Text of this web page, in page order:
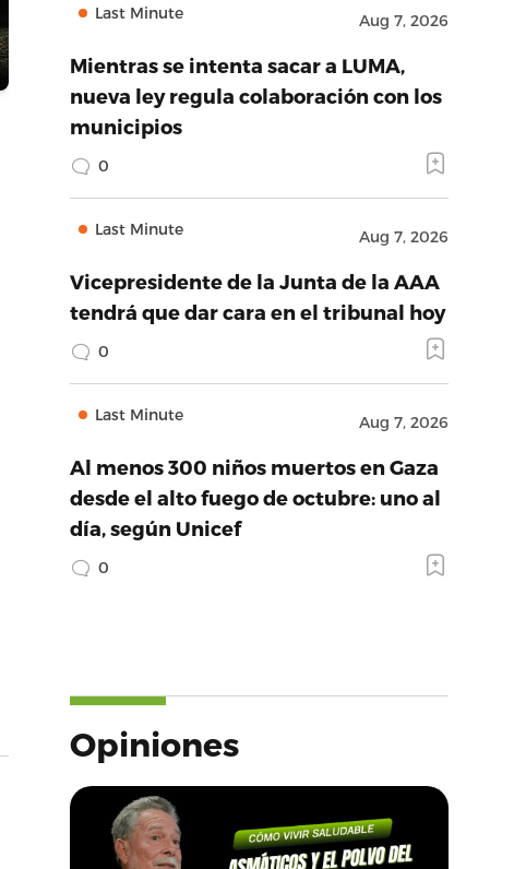
Last Minute Aug 7, 2026
Mientras se intenta sacar a LUMA,
nueva ley regula colaboración con los
municipios
0
Last Minute Aug 7, 2026
Vicepresidente de la Junta de la AAA
tendrá que dar cara en el tribunal hoy
0
Last Minute Aug 7, 2026
Al menos 300 niños muertos en Gaza
desde el alto fuego de octubre: uno al
día, según Unicef
0
Opiniones